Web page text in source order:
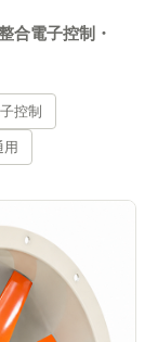
合電子控制・
控制
用